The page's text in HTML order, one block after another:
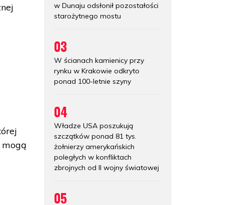
w Dunaju odsłonił pozostałości
starożytnego mostu
03
W ścianach kamienicy przy
rynku w Krakowie odkryto
ponad 100-letnie szyny
04
Władze USA poszukują
szczątków ponad 81 tys.
żołnierzy amerykańskich
poległych w konfliktach
zbrojnych od II wojny światowej
05